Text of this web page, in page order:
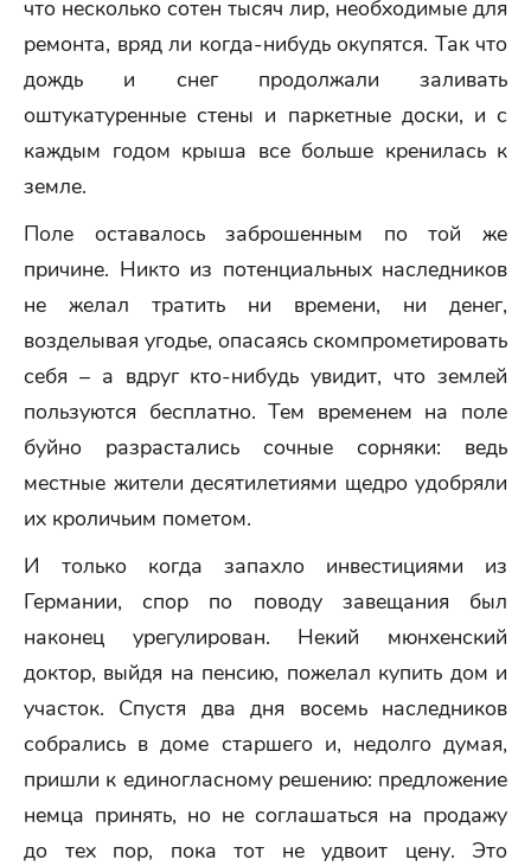
что несколько сотен тысяч лир, необходимые для
ремонта, вряд ли когда-нибудь окупятся. Так что
дождь и снег продолжали заливать
оштукатуренные стены и паркетные доски, и с
каждым годом крыша все больше кренилась к
земле.
Поле оставалось заброшенным по той же
причине. Никто из потенциальных наследников
не желал тратить ни времени, ни денег,
возделывая угодье, опасаясь скомпрометировать
себя – а вдруг кто-нибудь увидит, что землей
пользуются бесплатно. Тем временем на поле
буйно разрастались сочные сорняки: ведь
местные жители десятилетиями щедро удобряли
их кроличьим пометом.
И только когда запахло инвестициями из
Германии, спор по поводу завещания был
наконец урегулирован. Некий мюнхенский
доктор, выйдя на пенсию, пожелал купить дом и
участок. Спустя два дня восемь наследников
собрались в доме старшего и, недолго думая,
пришли к единогласному решению: предложение
немца принять, но не соглашаться на продажу
до тех пор, пока тот не удвоит цену. Это